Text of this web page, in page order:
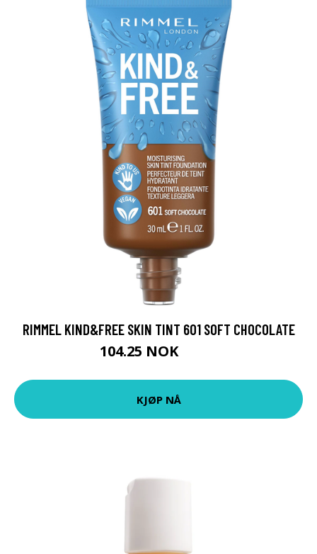
RIMMEL KIND&FREE SKIN TINT 601 SOFT CHOCOLATE
104.25 NOK
KJØP NÅ